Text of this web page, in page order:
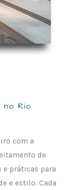
Rio
com a
de
e práticas para
e estilo. Cada